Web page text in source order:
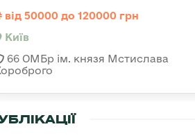
від 50000 до 120000 грн
Київ
66 ОМБр ім. князя Мстислава